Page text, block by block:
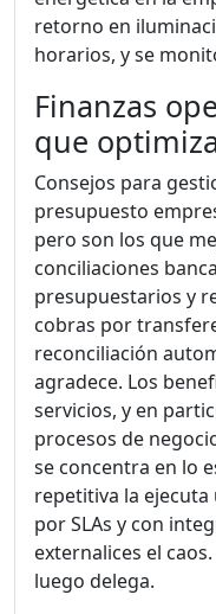
retorno en
horarios, y se
Finanzas
que
Consejos para
presupuesto
pero son los que
conciliaciones
presupuestarios y
cobras por
reconciliación
agradece. Los
servicios, y en
procesos de
se concentra en lo
repetitiva la
por SLAs y con
externalices el
luego delega.